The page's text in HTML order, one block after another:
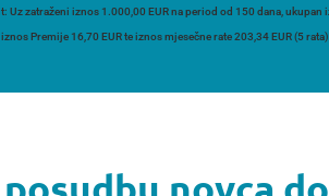
Uz zatraženi iznos 1.000,00 EUR na period od 150 dana,
Premije 16,70 EUR te iznos mjesečne rate 203,34 EUR (5